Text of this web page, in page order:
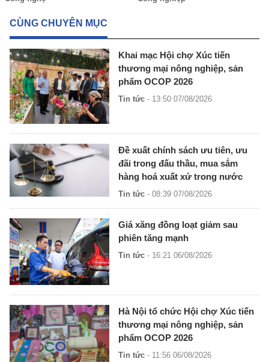
CÙNG CHUYÊN MỤC
Khai mạc Hội chợ Xúc tiến
thương mại nông nghiệp, sản
phẩm OCOP 2026
Tin tức - 13:50 07/08/2026
Đề xuất chính sách ưu tiên, ưu
đãi trong đấu thầu, mua sắm
hàng hoá xuất xứ trong nước
Tin tức - 08:39 07/08/2026
Giá xăng đồng loạt giảm sau
phiên tăng mạnh
Tin tức - 16:21 06/08/2026
Hà Nội tổ chức Hội chợ Xúc tiến
thương mại nông nghiệp, sản
phẩm OCOP 2026
Tin tức - 11:56 06/08/2026